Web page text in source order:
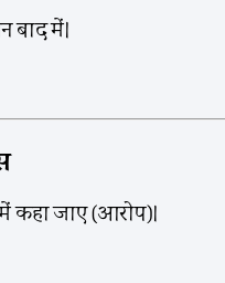
में।
कहा जाए (आरोप)।